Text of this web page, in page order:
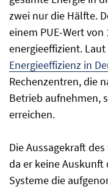
zwei nur die Hälfte.
einem PUE-Wert
energieeffizient. Laut
Energieeffizienz in
Rechenzentren, die
Betrieb aufnehmen,
erreichen.
Die Aussagekraft
da er keine Auskunft
Systeme die